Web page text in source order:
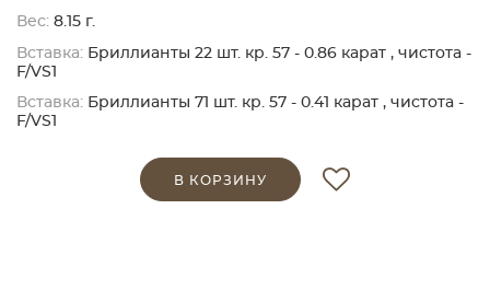
Вес: 8.15 г.
Вставка: Бриллианты 22 шт. кр. 57 - 0.86 карат , чистота -
F/VS1
Вставка: Бриллианты 71 шт. кр. 57 - 0.41 карат , чистота -
F/VS1
В КОРЗИНУ